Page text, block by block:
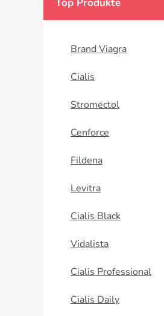
Brand Viagra
Cialis
Stromectol
Cenforce
Fildena
Levitra
Cialis Black
Vidalista
Cialis Professional
Cialis Daily